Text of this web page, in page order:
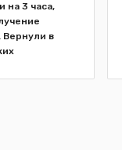
на 3 часа,
Вернули в